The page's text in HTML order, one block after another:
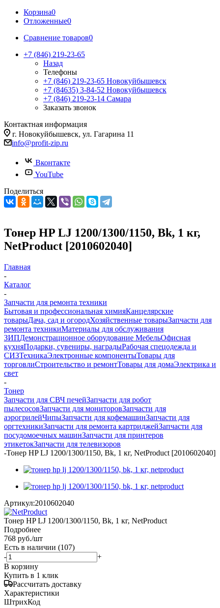
Корзина0
Отложенные0
Сравнение товаров0
+7 (846) 219-23-65
Назад
Телефоны
+7 (846) 219-23-65 Новокуйбышевск
+7 (84635) 3-84-52 Новокуйбышевск
+7 (846) 219-23-14 Самара
Заказать звонок
Контактная информация
г. Новокуйбышевск, ул. Гагарина 11
info@profit-zip.ru
Вконтакте
YouTube
Поделиться
Тонер HP LJ 1200/1300/1150, Bk, 1 кг,
NetProduct [2010602040]
Главная
-
Каталог
-
Запчасти для ремонта техники
Бытовая и профессиональная химияКанцелярские
товарыДача, сад и огородХозяйственные товарыЗапчасти для
ремонта техникиМатериалы для обслуживания
ЗИПДемонстрационное оборудование МебельОфисная
кухняПодарки, сувениры, наградыРабочая спецодежда и
СИЗТехникаЭлектронные компонентыТовары для
торговлиСтроительство и ремонтТовары для домаЭлектрика и
свет
-
Тонер
Запчасти для СВЧ печейЗапчасти для робот
пылесосовЗапчасти для мониторовЗапчасти для
аэрогрилейЧипыЗапчасти для кофемашинЗапчасти для
оргтехникиЗапчасти для ремонта картриджейЗапчасти для
посудомоечных машинЗапчасти для принтеров
этикетокЗапчасти для телевизоров
-Тонер HP LJ 1200/1300/1150, Bk, 1 кг, NetProduct [2010602040]
Артикул:2010602040
Тонер HP LJ 1200/1300/1150, Bk, 1 кг, NetProduct
Подробнее
768 руб./шт
Есть в наличии (107)
-
+
В корзину
Купить в 1 клик
Рассчитать доставку
Характеристики
ШтрихКод